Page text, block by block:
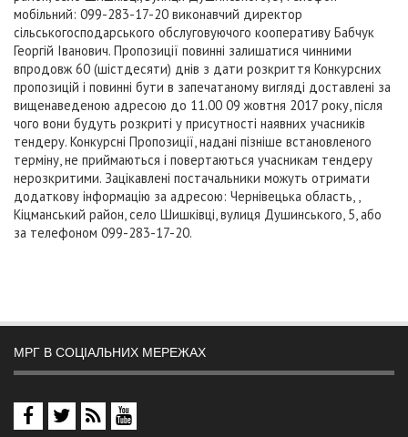
мобільний: 099-283-17-20 виконавчий директор
сільськогосподарського обслуговуючого кооперативу Бабчук
Георгій Іванович. Пропозиції повинні залишатися чинними
впродовж 60 (шістдесяти) днів з дати розкриття Конкурсних
пропозицій і повинні бути в запечатаному вигляді доставлені за
вищенаведеною адресою до 11.00 09 жовтня 2017 року, після
чого вони будуть розкриті у присутності наявних учасників
тендеру. Конкурсні Пропозиції, надані пізніше встановленого
терміну, не приймаються і повертаються учасникам тендеру
нерозкритими. Зацікавлені постачальники можуть отримати
додаткову інформацію за адресою: Чернівецька область, ,
Кіцманський район, село Шишківці, вулиця Душинського, 5, або
за телефоном 099-283-17-20.
МРГ В СОЦІАЛЬНИХ МЕРЕЖАХ